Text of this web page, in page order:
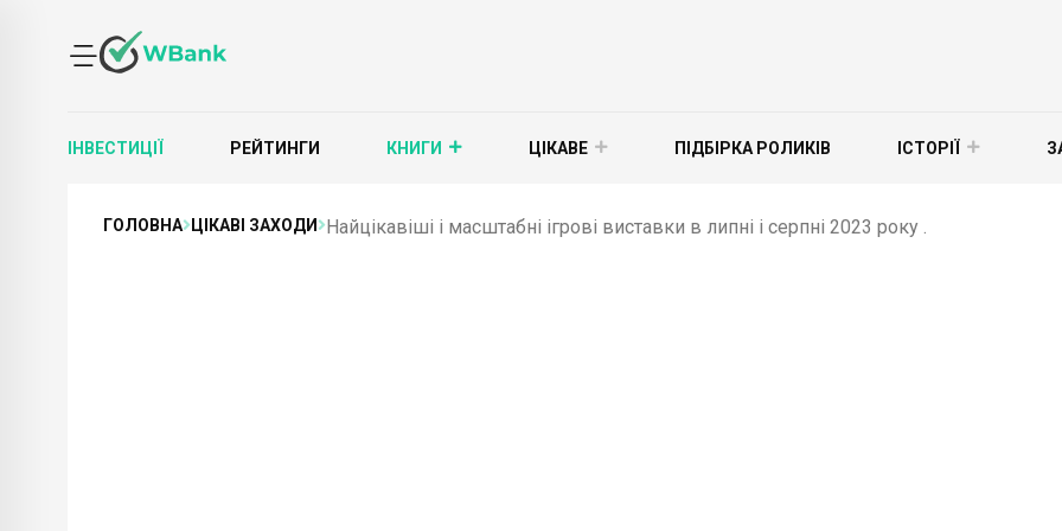
ІНВЕСТИЦІЇ РЕЙТИНГИ КНИГИ ЦІКАВЕ ПІДБІРКА РОЛИКІВ ІСТОРІЇ
ГОЛОВНА ЦІКАВІ ЗАХОДИ Найцікавіші і масштабні ігрові виставки в липні і серпні 2023 року .